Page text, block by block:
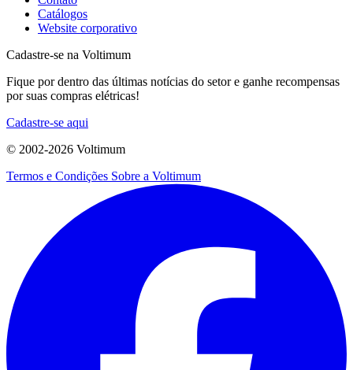
Catálogos
Website corporativo
Cadastre-se na Voltimum
Fique por dentro das últimas notícias do setor e ganhe recompensas
por suas compras elétricas!
Cadastre-se aqui
© 2002-2026 Voltimum
Termos e Condições Sobre a Voltimum